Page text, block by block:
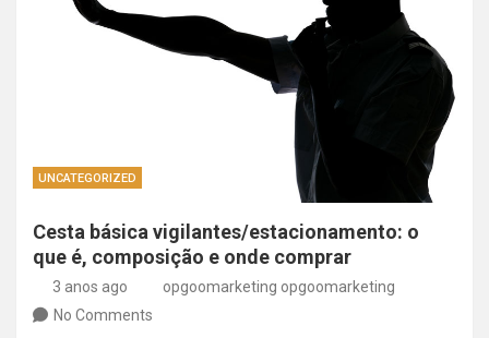
UNCATEGORIZED
Cesta básica vigilantes/estacionamento: o
que é, composição e onde comprar
3 anos ago
opgoomarketing opgoomarketing
No Comments